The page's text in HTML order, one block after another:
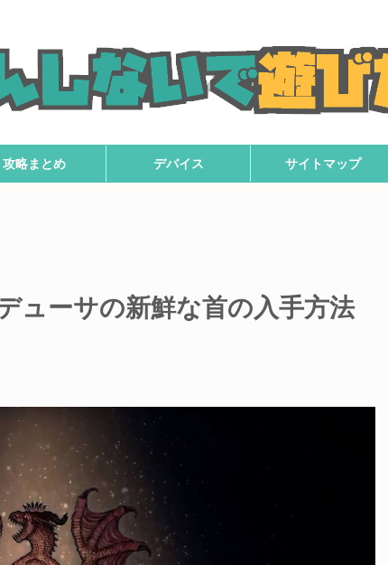
攻略まとめ デバイス サイトマップ
ューサの新鮮な首の入手方法